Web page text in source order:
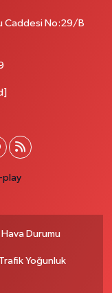
Caddesi No:29/B
Hava Durumu
Yoğunluk